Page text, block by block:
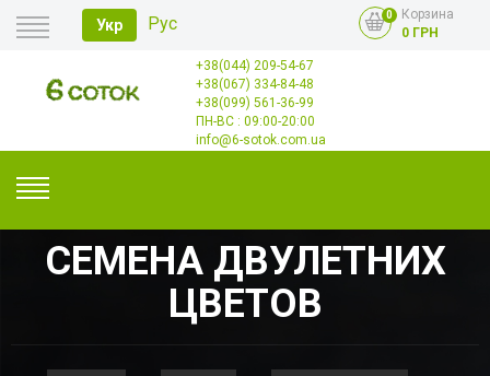
Укр Рус 0
Корзина
0 ГРН
Главная
Оплата
Доставка
+38(044) 209-54-67
+38(067) 334-84-48
+38(099) 561-36-99
ПН-ВС : 09:00-20:00
info@6-sotok.com.ua
СЕМЕНА ДВУЛЕТНИХ
ЦВЕТОВ